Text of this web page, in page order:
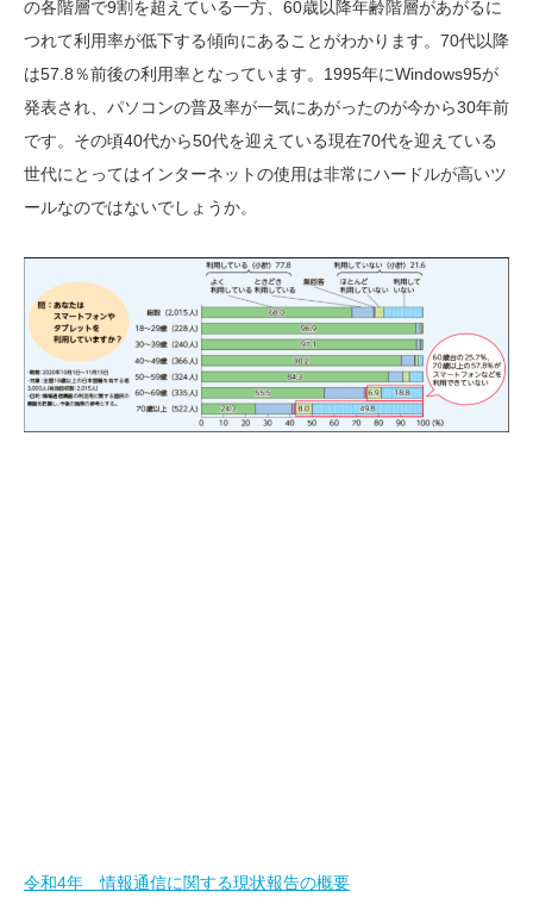
の各階層で9割を超えている一方、60歳以降年齢階層があがるに
つれて利用率が低下する傾向にあることがわかります。70代以降
は57.8％前後の利用率となっています。1995年にWindows95が
発表され、パソコンの普及率が一気にあがったのが今から30年前
です。その頃40代から50代を迎えている現在70代を迎えている
世代にとってはインターネットの使用は非常にハードルが高いツ
ールなのではないでしょうか。
令和4年 情報通信に関する現状報告の概要